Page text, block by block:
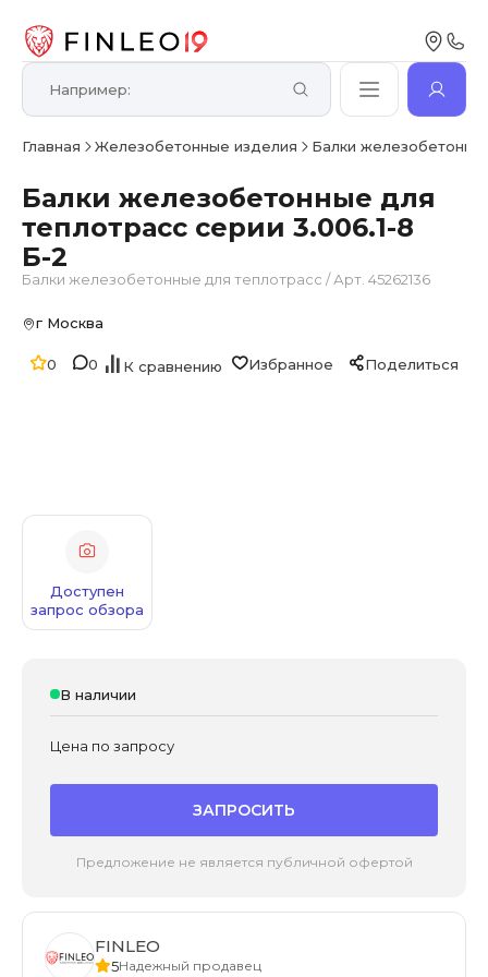
Главная Железобетонные изделия Балки
Балки железобетонные для
теплотрасс серии 3.006.1-8
Б-2
Балки железобетонные для теплотрасс /Арт. 45262136
0 0 К сравнению Избранное Поделиться
г Москва
Доступен
запрос обзора
В наличии
Цена по запросу
ЗАПРОСИТЬ
Предложение не является публичной офертой
FINLEO
5Надежный продавец